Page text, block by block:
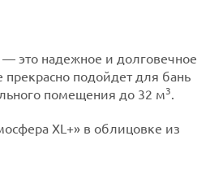
это надежное и долговечное
прекрасно подойдет для бань
помещения до 32 м3.
XL+» в облицовке из